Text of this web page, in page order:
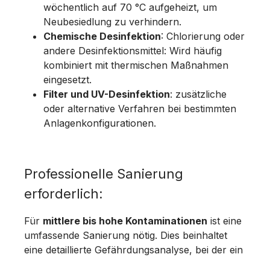
wöchentlich auf 70 °C aufgeheizt, um
Neubesiedlung zu verhindern.
Chemische Desinfektion: Chlorierung oder
andere Desinfektionsmittel: Wird häufig
kombiniert mit thermischen Maßnahmen
eingesetzt.
Filter und UV-Desinfektion: zusätzliche
oder alternative Verfahren bei bestimmten
Anlagenkonfigurationen.
Professionelle Sanierung
erforderlich:
Für mittlere bis hohe Kontaminationen ist eine
umfassende Sanierung nötig. Dies beinhaltet
eine detaillierte Gefährdungsanalyse, bei der ein